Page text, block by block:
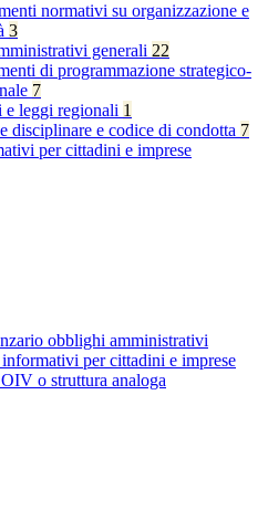
normativi su organizzazione e
3
generali 22
di programmazione strategico-
7
e leggi regionali 1
disciplinare e codice di condotta 7
per cittadini e imprese
obblighi amministrativi
per cittadini e imprese
o struttura analoga